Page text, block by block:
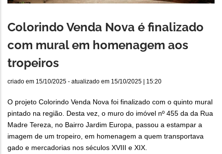
Colorindo Venda Nova é finalizado
com mural em homenagem aos
tropeiros
criado em 15/10/2025 - atualizado em 15/10/2025 | 15:20
O projeto Colorindo Venda Nova foi finalizado com o quinto mural
pintado na região. Desta vez, o muro do imóvel nº 455 da da Rua
Madre Tereza, no Bairro Jardim Europa, passou a estampar a
imagem de um tropeiro, em homenagem a quem transportava
gado e mercadorias nos séculos XVIII e XIX.